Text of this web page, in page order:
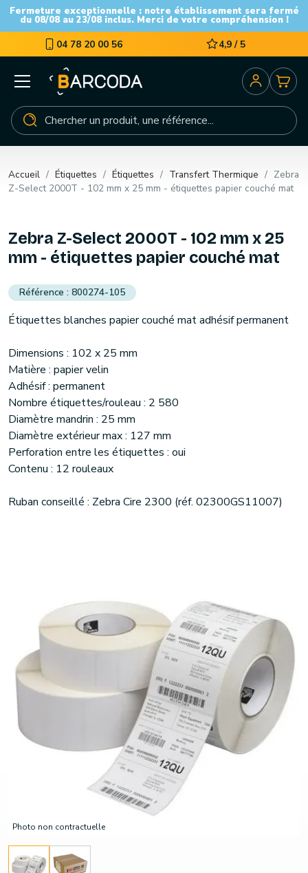
Fermeture exceptionnelle : notre établissement sera fermé
du 08/08 au 23/08 inclus. Merci de votre compréhension !
04 78 20 00 56 4,9 / 5
Accueil Étiquettes Étiquettes Transfert Thermique
Zebra
Z-Select 2000T - 102 mm x 25 mm - étiquettes papier couché mat
Photo non contractuelle
Zebra Z-Select 2000T - 102 mm x 25
mm - étiquettes papier couché mat
800274-105
Étiquettes blanches papier couché mat adhésif permanent
Dimensions : 102 x 25 mm
Matière : papier velin
Adhésif : permanent
Nombre étiquettes/rouleau : 2 580
Diamètre mandrin : 25 mm
Diamètre extérieur max : 127 mm
Perforation entre les étiquettes : oui
Contenu : 12 rouleaux
Ruban conseillé : Zebra Cire 2300 (réf. 02300GS11007)